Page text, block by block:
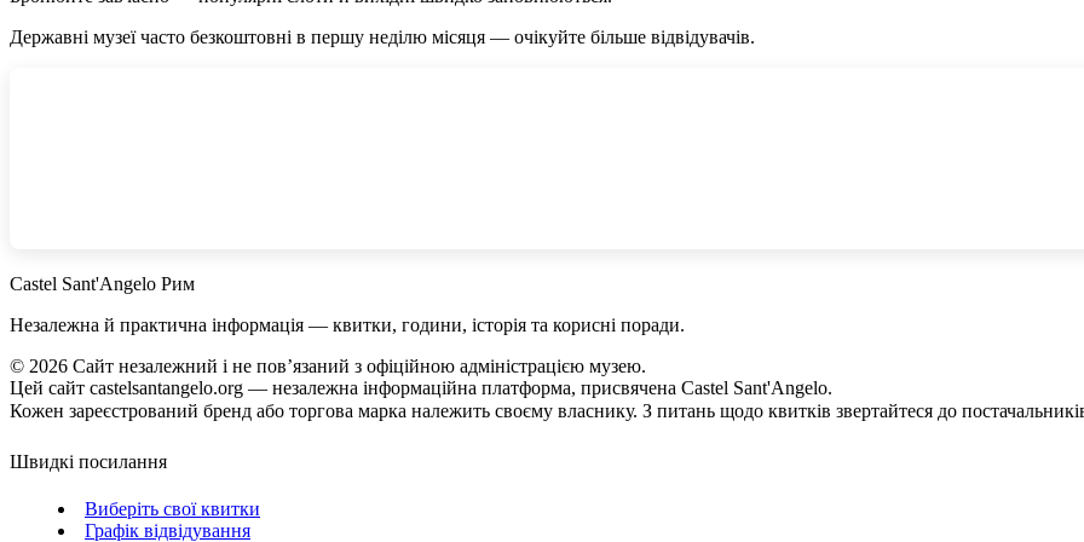
Державні музеї часто безкоштовні в першу неділю місяця — очікуйте більше відвідувачів.
Castel Sant'Angelo Рим
Незалежна й практична інформація — квитки, години, історія та корисні поради.
© 2026 Сайт незалежний і не пов’язаний з офіційною адміністрацією музею.
Цей сайт castelsantangelo.org — незалежна інформаційна платформа, присвячена Castel Sant'Angelo.
Кожен зареєстрований бренд або торгова марка належить своєму власнику. З питань щодо квитків звертайтеся до
Швидкі посилання
Виберіть свої квитки
Графік відвідування